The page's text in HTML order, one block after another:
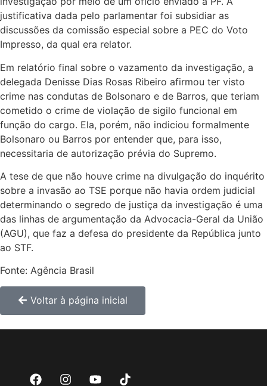
justificativa dada pelo parlamentar foi subsidiar as
discussões da comissão especial sobre a PEC do Voto
Impresso, da qual era relator.
Em relatório final sobre o vazamento da investigação, a
delegada Denisse Dias Rosas Ribeiro afirmou ter visto
crime nas condutas de Bolsonaro e de Barros, que teriam
cometido o crime de violação de sigilo funcional em
função do cargo. Ela, porém, não indiciou formalmente
Bolsonaro ou Barros por entender que, para isso,
necessitaria de autorização prévia do Supremo.
A tese de que não houve crime na divulgação do inquérito
sobre a invasão ao TSE porque não havia ordem judicial
determinando o segredo de justiça da investigação é uma
das linhas de argumentação da Advocacia-Geral da União
(AGU), que faz a defesa do presidente da República junto
ao STF.
Fonte: Agência Brasil
Voltar à página inicial